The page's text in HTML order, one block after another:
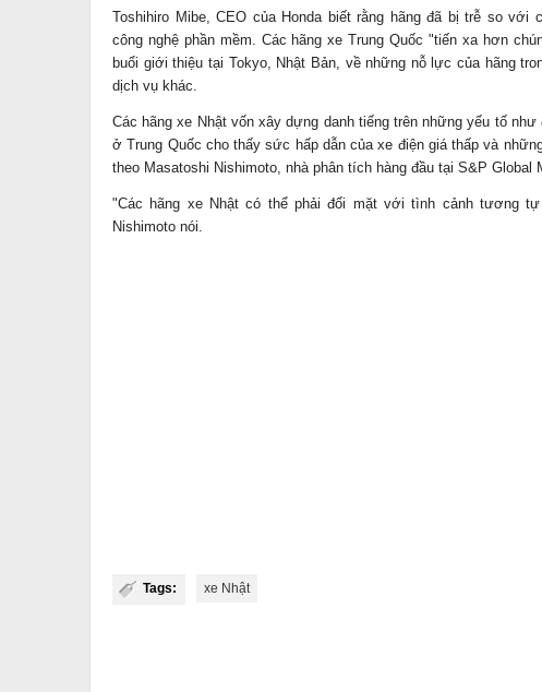
Toshihiro Mibe, CEO của Honda biết rằng hãng đã bị trễ so với
công nghệ phần mềm. Các hãng xe Trung Quốc "tiến xa hơn
buổi giới thiệu tại Tokyo, Nhật Bản, về những nỗ lực của hãng
dịch vụ khác.
Các hãng xe Nhật vốn xây dựng danh tiếng trên những yếu tố
ở Trung Quốc cho thấy sức hấp dẫn của xe điện giá thấp và
theo Masatoshi Nishimoto, nhà phân tích hàng đầu tại S&P Global
"Các hãng xe Nhật có thể phải đối mặt với tình cảnh tương
Nishimoto nói.
Tags: xe Nhật